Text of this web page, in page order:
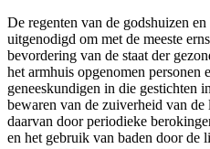
De regenten van de godshuizen
uitgenodigd om met de meeste
bevordering van de staat der
het armhuis opgenomen personen
geneeskundigen in die gestichten
bewaren van de zuiverheid van
daarvan door periodieke
en het gebruik van baden door de